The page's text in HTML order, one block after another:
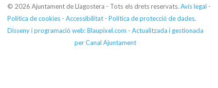
© 2026 Ajuntament de Llagostera - Tots els drets reservats. Avís legal -
Política de cookies - Accessibilitat - Política de protecció de dades.
Disseny i programació web: Blaupixel.com - Actualitzada i gestionada
per Canal Ajuntament